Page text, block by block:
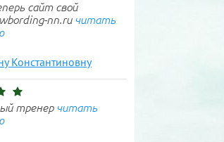
сайт свой
nn.ru читать
Константиновну
тренер читать